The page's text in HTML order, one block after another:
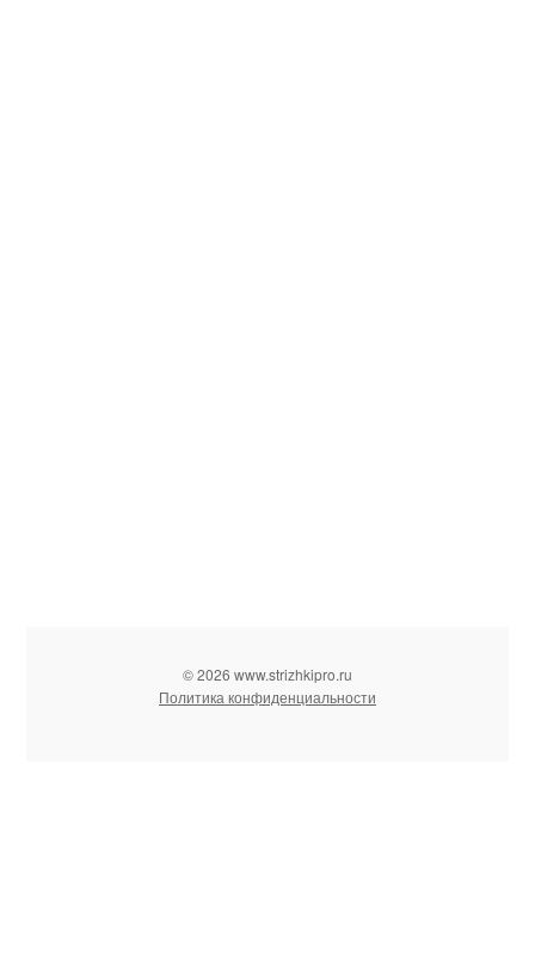
© 2026 www.strizhkipro.ru
Политика конфиденциальности